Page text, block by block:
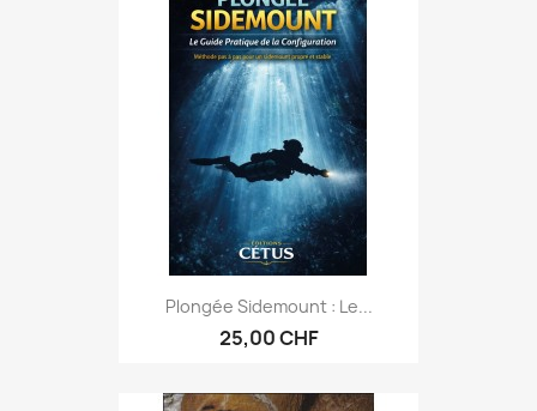
Plongée Sidemount : Le...
25,00 CHF